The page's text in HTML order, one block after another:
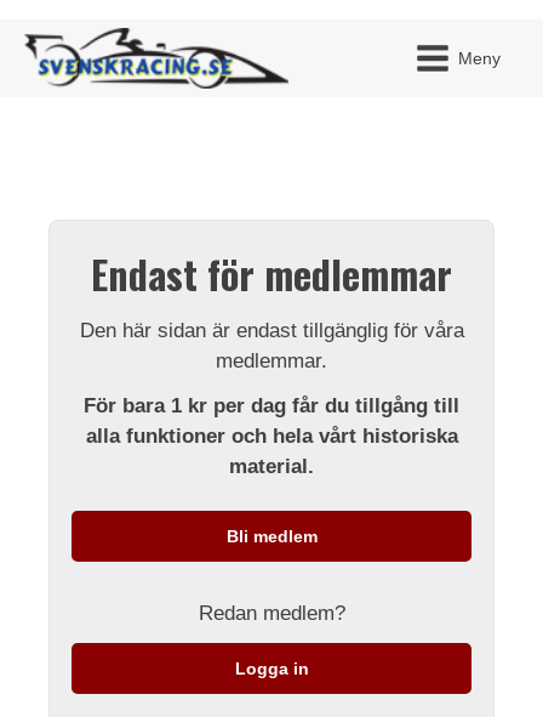
Meny
Endast för medlemmar
Den här sidan är endast tillgänglig för våra
medlemmar.
För bara 1 kr per dag får du tillgång till
alla funktioner och hela vårt historiska
material.
Bli medlem
Redan medlem?
Logga in